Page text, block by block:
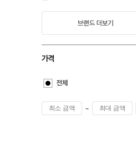
브랜드 더보기
가격
전체
~